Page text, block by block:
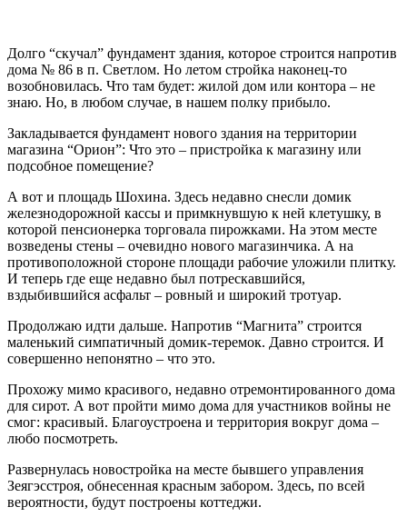
Долго “скучал” фундамент здания, которое строится напротив
дома № 86 в п. Светлом. Но летом стройка наконец-то
возобновилась. Что там будет: жилой дом или контора – не
знаю. Но, в любом случае, в нашем полку прибыло.
Закладывается фундамент нового здания на территории
магазина “Орион”: Что это – пристройка к магазину или
подсобное помещение?
А вот и площадь Шохина. Здесь недавно снесли домик
железнодорожной кассы и примкнувшую к ней клетушку, в
которой пенсионерка торговала пирожками. На этом месте
возведены стены – очевидно нового магазинчика. А на
противоположной стороне площади рабочие уложили плитку.
И теперь где еще недавно был потрескавшийся,
вздыбившийся асфальт – ровный и широкий тротуар.
Продолжаю идти дальше. Напротив “Магнита” строится
маленький симпатичный домик-теремок. Давно строится. И
совершенно непонятно – что это.
Прохожу мимо красивого, недавно отремонтированного дома
для сирот. А вот пройти мимо дома для участников войны не
смог: красивый. Благоустроена и территория вокруг дома –
любо посмотреть.
Развернулась новостройка на месте бывшего управления
Зеягэсстроя, обнесенная красным забором. Здесь, по всей
вероятности, будут построены коттеджи.